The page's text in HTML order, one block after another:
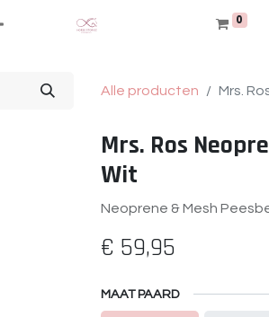
0
Alle producten Mrs.
Mrs. Ros
Wit
Neoprene & Mesh
€ 59,95
MAAT PAARD